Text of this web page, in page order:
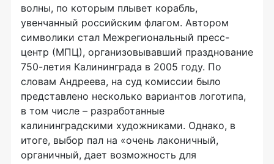
волны, по которым плывет корабль,
увенчанный российским флагом. Автором
символики стал Межрегиональный пресс-
центр (МПЦ), организовывавший празднование
750-летия Калининграда в 2005 году. По
словам Андреева, на суд комиссии было
представлено несколько вариантов логотипа,
в том числе – разработанные
калининградскими художниками. Однако, в
итоге, выбор пал на «очень лаконичный,
органичный, дает возможность для